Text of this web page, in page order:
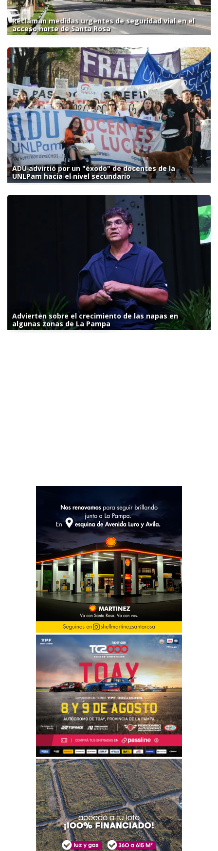
Reclaman medidas urgentes de seguridad vial en el
acceso norte de Santa Rosa
ADU advirtió por un "éxodo" de docentes de la
UNLPam hacia el nivel secundario
Advierten sobre el crecimiento de las napas en
algunas zonas de La Pampa